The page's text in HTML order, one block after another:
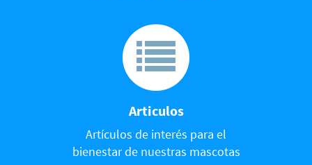
Articulos
Artículos de interés para el
bienestar de nuestras mascotas